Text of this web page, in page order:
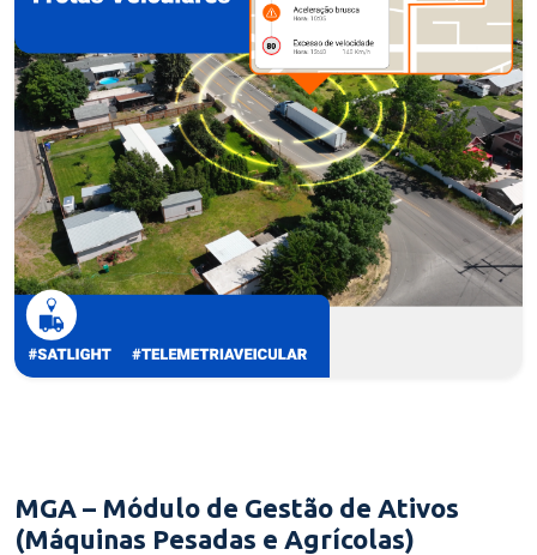
MGA – Módulo de Gestão de Ativos
(Máquinas Pesadas e Agrícolas)